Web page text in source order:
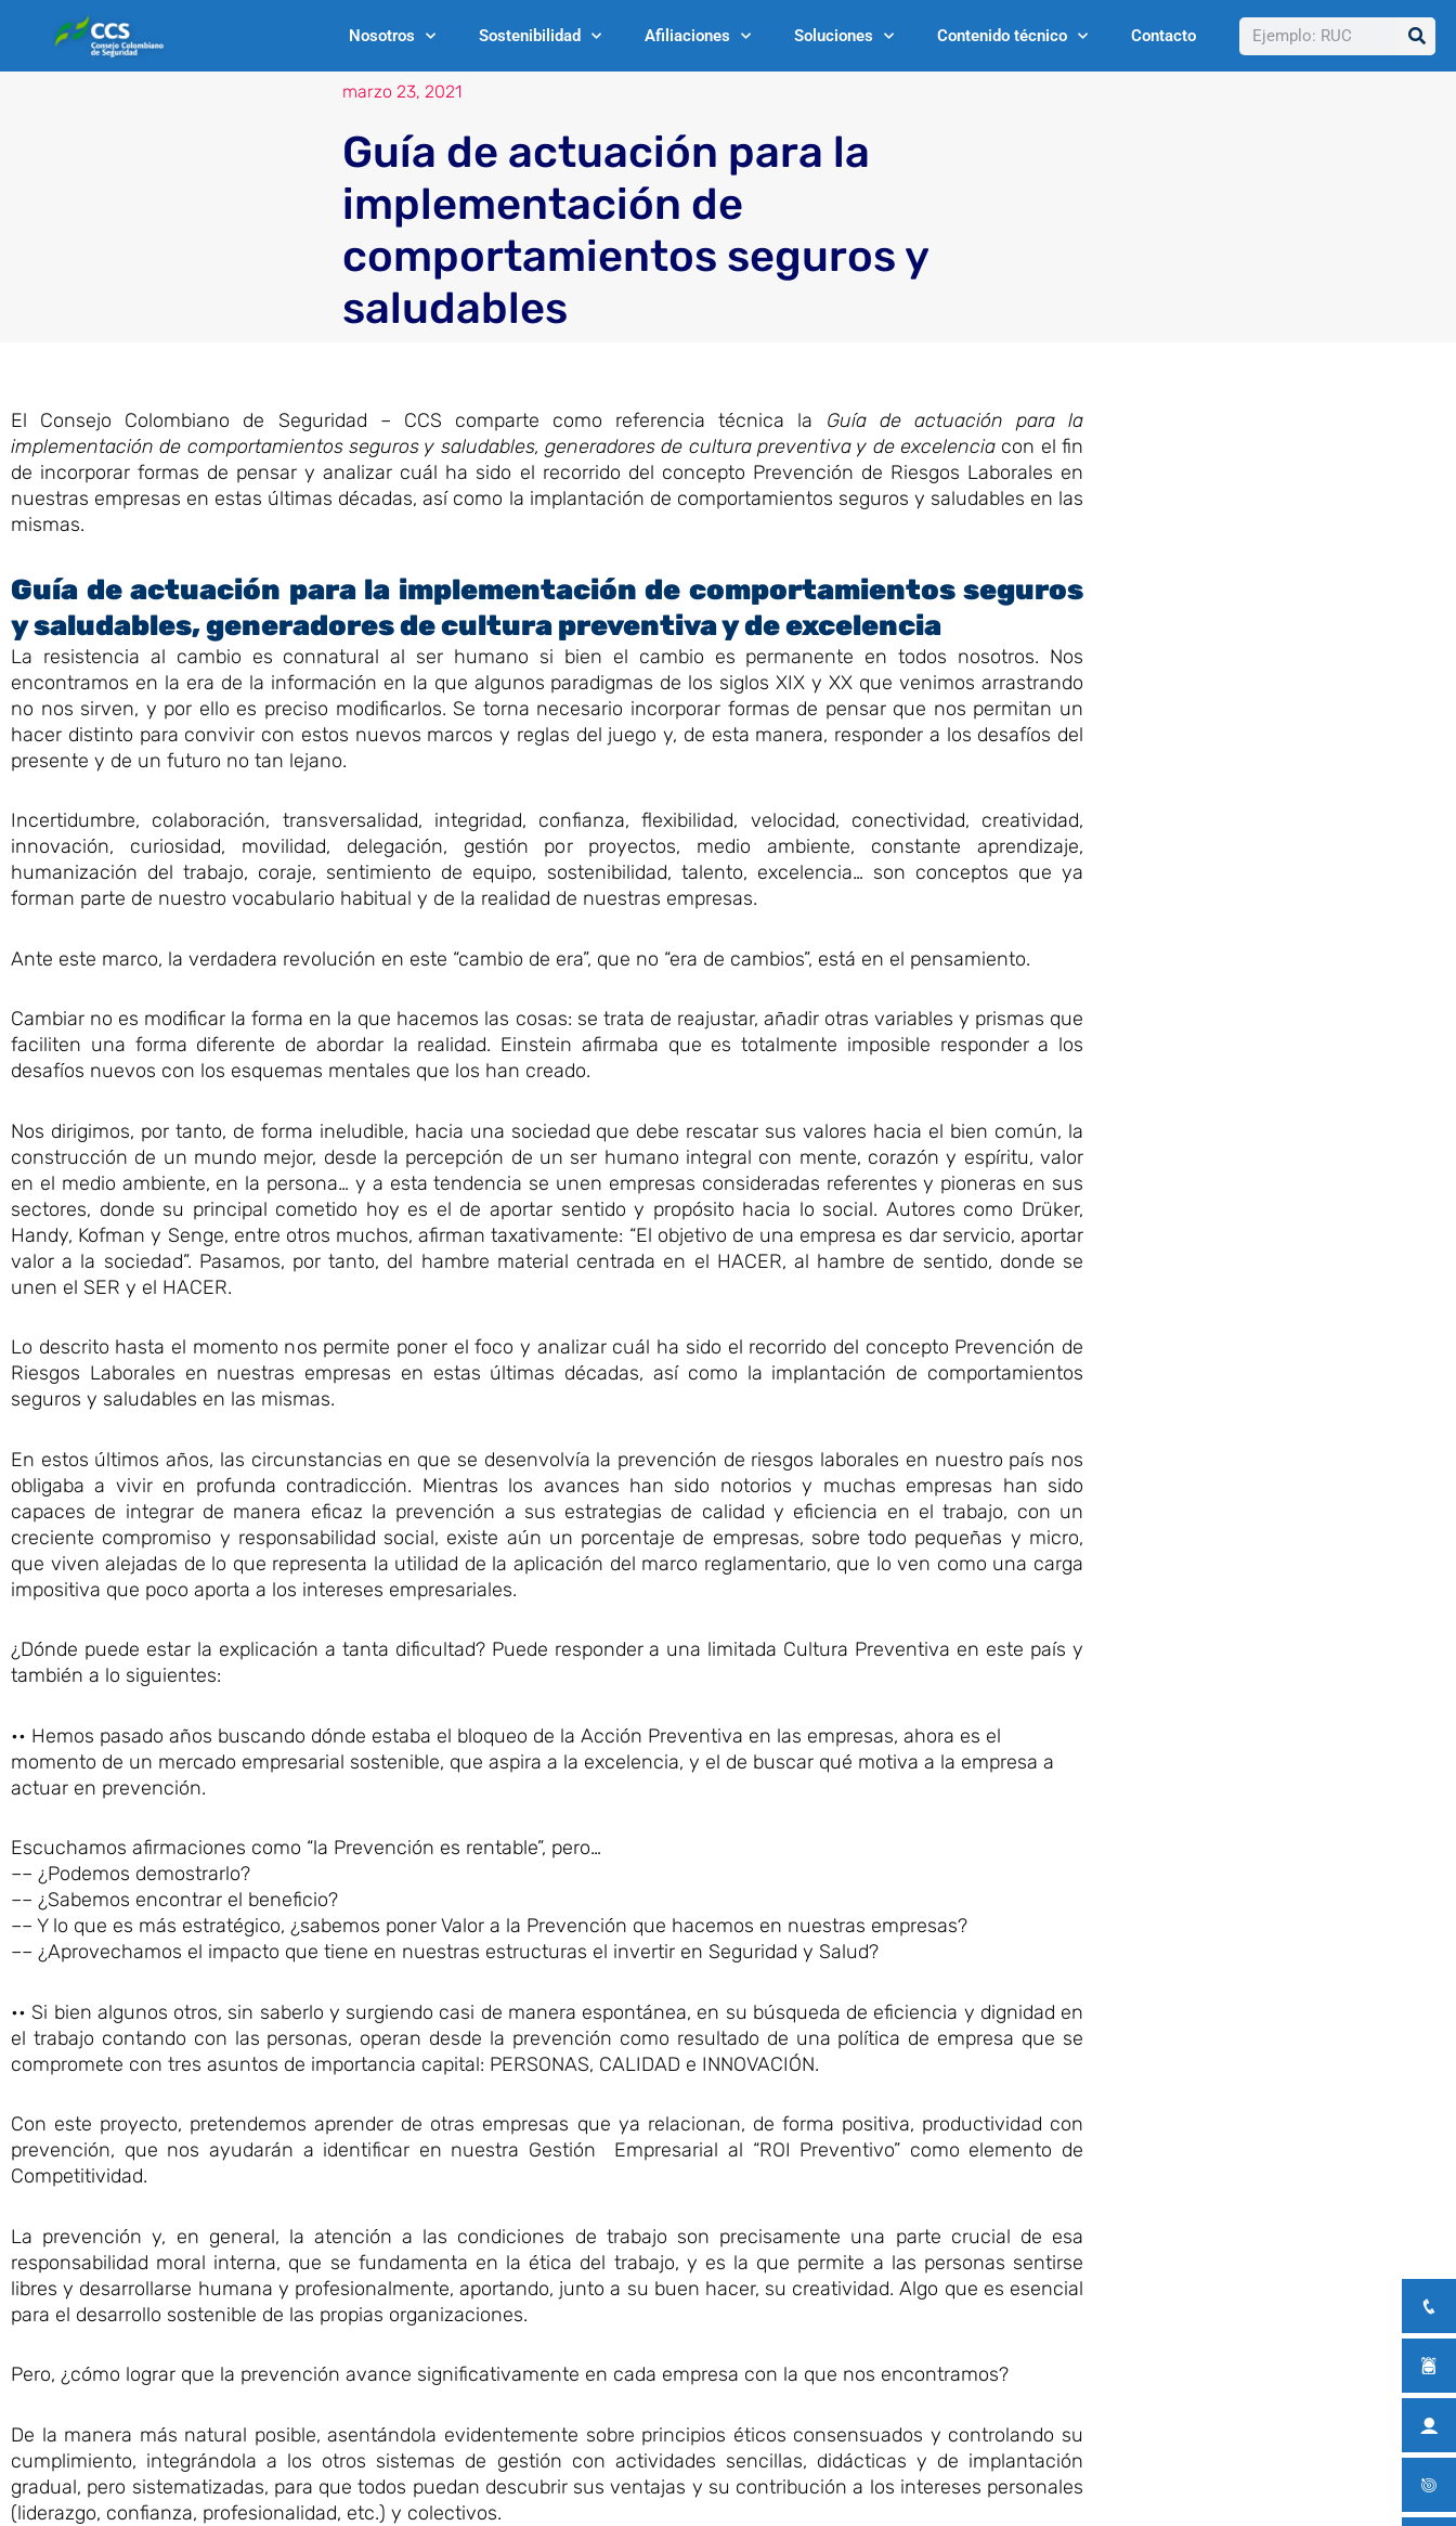
Nosotros Sostenibilidad Afiliaciones Soluciones Contenido técnico Contacto Buscar
marzo 23, 2021
Guía de actuación para la
implementación de
comportamientos seguros y
saludables
El Consejo Colombiano de Seguridad – CCS comparte como referencia técnica la Guía de actuación para la
implementación de comportamientos seguros y saludables, generadores de cultura preventiva y de excelencia con el fin
de incorporar formas de pensar y analizar cuál ha sido el recorrido del concepto Prevención de Riesgos Laborales en
nuestras empresas en estas últimas décadas, así como la implantación de comportamientos seguros y saludables en las
mismas.
Guía de actuación para la implementación de comportamientos seguros
y saludables, generadores de cultura preventiva y de excelencia
La resistencia al cambio es connatural al ser humano si bien el cambio es permanente en todos nosotros. Nos
encontramos en la era de la información en la que algunos paradigmas de los siglos XIX y XX que venimos arrastrando
no nos sirven, y por ello es preciso modificarlos. Se torna necesario incorporar formas de pensar que nos permitan un
hacer distinto para convivir con estos nuevos marcos y reglas del juego y, de esta manera, responder a los desafíos del
presente y de un futuro no tan lejano.
Incertidumbre, colaboración, transversalidad, integridad, confianza, flexibilidad, velocidad, conectividad, creatividad,
innovación, curiosidad, movilidad, delegación, gestión por proyectos, medio ambiente, constante aprendizaje,
humanización del trabajo, coraje, sentimiento de equipo, sostenibilidad, talento, excelencia… son conceptos que ya
forman parte de nuestro vocabulario habitual y de la realidad de nuestras empresas.
Ante este marco, la verdadera revolución en este “cambio de era”, que no “era de cambios”, está en el pensamiento.
Cambiar no es modificar la forma en la que hacemos las cosas: se trata de reajustar, añadir otras variables y prismas que
faciliten una forma diferente de abordar la realidad. Einstein afirmaba que es totalmente imposible responder a los
desafíos nuevos con los esquemas mentales que los han creado.
Nos dirigimos, por tanto, de forma ineludible, hacia una sociedad que debe rescatar sus valores hacia el bien común, la
construcción de un mundo mejor, desde la percepción de un ser humano integral con mente, corazón y espíritu, valor
en el medio ambiente, en la persona… y a esta tendencia se unen empresas consideradas referentes y pioneras en sus
sectores, donde su principal cometido hoy es el de aportar sentido y propósito hacia lo social. Autores como Drüker,
Handy, Kofman y Senge, entre otros muchos, afirman taxativamente: “El objetivo de una empresa es dar servicio, aportar
valor a la sociedad”. Pasamos, por tanto, del hambre material centrada en el HACER, al hambre de sentido, donde se
unen el SER y el HACER.
Lo descrito hasta el momento nos permite poner el foco y analizar cuál ha sido el recorrido del concepto Prevención de
Riesgos Laborales en nuestras empresas en estas últimas décadas, así como la implantación de comportamientos
seguros y saludables en las mismas.
En estos últimos años, las circunstancias en que se desenvolvía la prevención de riesgos laborales en nuestro país nos
obligaba a vivir en profunda contradicción. Mientras los avances han sido notorios y muchas empresas han sido
capaces de integrar de manera eficaz la prevención a sus estrategias de calidad y eficiencia en el trabajo, con un
creciente compromiso y responsabilidad social, existe aún un porcentaje de empresas, sobre todo pequeñas y micro,
que viven alejadas de lo que representa la utilidad de la aplicación del marco reglamentario, que lo ven como una carga
impositiva que poco aporta a los intereses empresariales.
¿Dónde puede estar la explicación a tanta dificultad? Puede responder a una limitada Cultura Preventiva en este país y
también a lo siguientes:
•• Hemos pasado años buscando dónde estaba el bloqueo de la Acción Preventiva en las empresas, ahora es el
momento de un mercado empresarial sostenible, que aspira a la excelencia, y el de buscar qué motiva a la empresa a
actuar en prevención.
Escuchamos afirmaciones como “la Prevención es rentable”, pero…
–– ¿Podemos demostrarlo?
–– ¿Sabemos encontrar el beneficio?
–– Y lo que es más estratégico, ¿sabemos poner Valor a la Prevención que hacemos en nuestras empresas?
–– ¿Aprovechamos el impacto que tiene en nuestras estructuras el invertir en Seguridad y Salud?
•• Si bien algunos otros, sin saberlo y surgiendo casi de manera espontánea, en su búsqueda de eficiencia y dignidad en
el trabajo contando con las personas, operan desde la prevención como resultado de una política de empresa que se
compromete con tres asuntos de importancia capital: PERSONAS, CALIDAD e INNOVACIÓN.
Con este proyecto, pretendemos aprender de otras empresas que ya relacionan, de forma positiva, productividad con
prevención, que nos ayudarán a identificar en nuestra Gestión Empresarial al “ROI Preventivo” como elemento de
Competitividad.
La prevención y, en general, la atención a las condiciones de trabajo son precisamente una parte crucial de esa
responsabilidad moral interna, que se fundamenta en la ética del trabajo, y es la que permite a las personas sentirse
libres y desarrollarse humana y profesionalmente, aportando, junto a su buen hacer, su creatividad. Algo que es esencial
para el desarrollo sostenible de las propias organizaciones.
Pero, ¿cómo lograr que la prevención avance significativamente en cada empresa con la que nos encontramos?
De la manera más natural posible, asentándola evidentemente sobre principios éticos consensuados y controlando su
cumplimiento, integrándola a los otros sistemas de gestión con actividades sencillas, didácticas y de implantación
gradual, pero sistematizadas, para que todos puedan descubrir sus ventajas y su contribución a los intereses personales
(liderazgo, confianza, profesionalidad, etc.) y colectivos.